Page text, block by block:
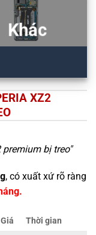
Khác
XZ2
bị treo"
, có xuất xứ rõ ràng
Giá Thời gian